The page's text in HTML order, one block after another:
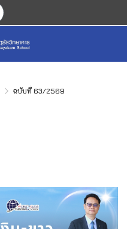
ฉบับที่ 63/2569